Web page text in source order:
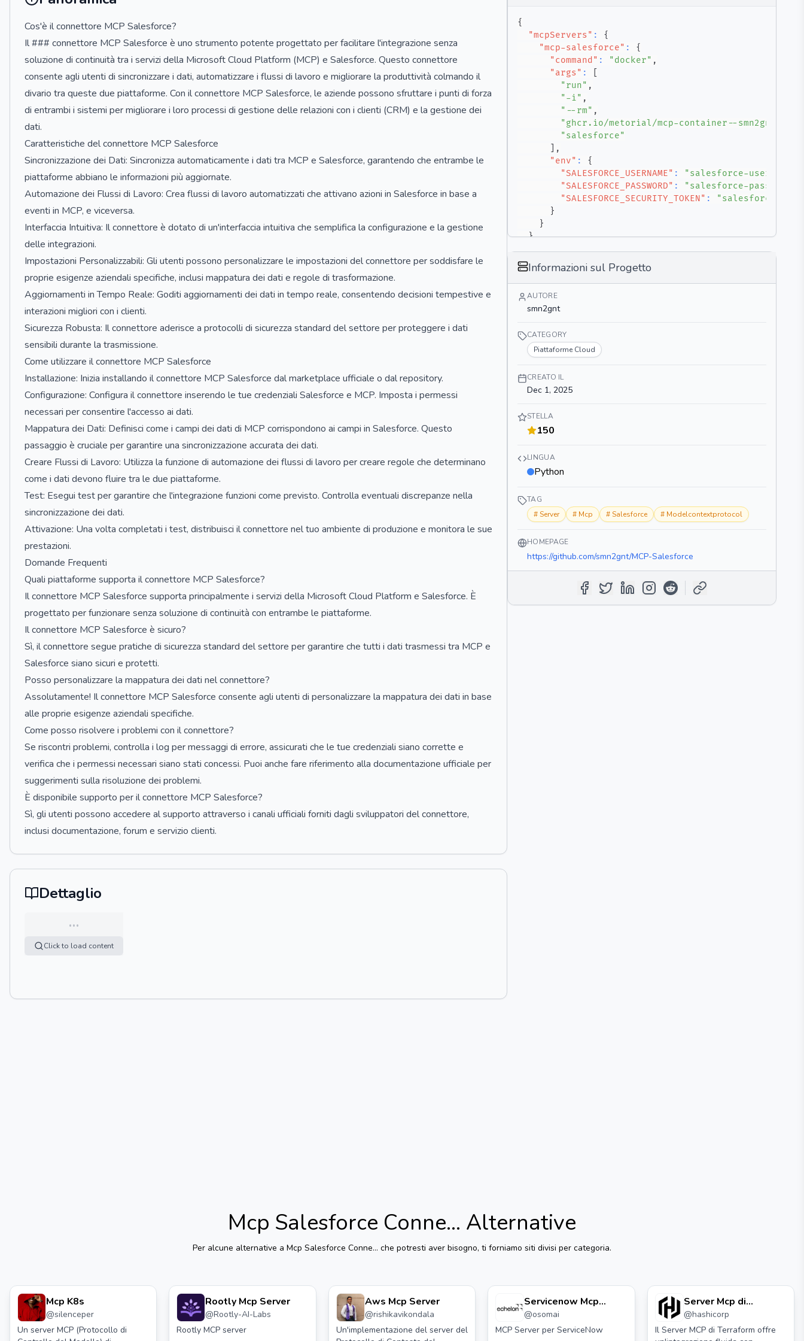
Cos'è il connettore MCP Salesforce?
Il ### connettore MCP Salesforce è uno strumento potente progettato per facilitare l'integrazione senza
soluzione di continuità tra i servizi della Microsoft Cloud Platform (MCP) e Salesforce. Questo connettore
consente agli utenti di sincronizzare i dati, automatizzare i flussi di lavoro e migliorare la produttività colmando il
divario tra queste due piattaforme. Con il connettore MCP Salesforce, le aziende possono sfruttare i punti di forza
di entrambi i sistemi per migliorare i loro processi di gestione delle relazioni con i clienti (CRM) e la gestione dei
dati.
Caratteristiche del connettore MCP Salesforce
Sincronizzazione dei Dati: Sincronizza automaticamente i dati tra MCP e Salesforce, garantendo che entrambe le
piattaforme abbiano le informazioni più aggiornate.
Automazione dei Flussi di Lavoro: Crea flussi di lavoro automatizzati che attivano azioni in Salesforce in base a
eventi in MCP, e viceversa.
Interfaccia Intuitiva: Il connettore è dotato di un'interfaccia intuitiva che semplifica la configurazione e la gestione
delle integrazioni.
Impostazioni Personalizzabili: Gli utenti possono personalizzare le impostazioni del connettore per soddisfare le
proprie esigenze aziendali specifiche, inclusi mappatura dei dati e regole di trasformazione.
Aggiornamenti in Tempo Reale: Goditi aggiornamenti dei dati in tempo reale, consentendo decisioni tempestive e
interazioni migliori con i clienti.
Sicurezza Robusta: Il connettore aderisce a protocolli di sicurezza standard del settore per proteggere i dati
sensibili durante la trasmissione.
Come utilizzare il connettore MCP Salesforce
Installazione: Inizia installando il connettore MCP Salesforce dal marketplace ufficiale o dal repository.
Configurazione: Configura il connettore inserendo le tue credenziali Salesforce e MCP. Imposta i permessi
necessari per consentire l'accesso ai dati.
Mappatura dei Dati: Definisci come i campi dei dati di MCP corrispondono ai campi in Salesforce. Questo
passaggio è cruciale per garantire una sincronizzazione accurata dei dati.
Creare Flussi di Lavoro: Utilizza la funzione di automazione dei flussi di lavoro per creare regole che determinano
come i dati devono fluire tra le due piattaforme.
Test: Esegui test per garantire che l'integrazione funzioni come previsto. Controlla eventuali discrepanze nella
sincronizzazione dei dati.
Attivazione: Una volta completati i test, distribuisci il connettore nel tuo ambiente di produzione e monitora le sue
prestazioni.
Domande Frequenti
Quali piattaforme supporta il connettore MCP Salesforce?
Il connettore MCP Salesforce supporta principalmente i servizi della Microsoft Cloud Platform e Salesforce. È
progettato per funzionare senza soluzione di continuità con entrambe le piattaforme.
Il connettore MCP Salesforce è sicuro?
Sì, il connettore segue pratiche di sicurezza standard del settore per garantire che tutti i dati trasmessi tra MCP e
Salesforce siano sicuri e protetti.
Posso personalizzare la mappatura dei dati nel connettore?
Assolutamente! Il connettore MCP Salesforce consente agli utenti di personalizzare la mappatura dei dati in base
alle proprie esigenze aziendali specifiche.
Come posso risolvere i problemi con il connettore?
Se riscontri problemi, controlla i log per messaggi di errore, assicurati che le tue credenziali siano corrette e
verifica che i permessi necessari siano stati concessi. Puoi anche fare riferimento alla documentazione ufficiale per
suggerimenti sulla risoluzione dei problemi.
È disponibile supporto per il connettore MCP Salesforce?
Sì, gli utenti possono accedere al supporto attraverso i canali ufficiali forniti dagli sviluppatori del connettore,
inclusi documentazione, forum e servizio clienti.
Dettaglio
…
Click to load content
{
"mcpServers" :
{
"mcp-salesforce" :
{
"command" : "docker" ,
"args" :
"run" ,
"-i" ,
"--rm" ,
"ghcr.io/metorial/mcp-container--smn2gnt--
"salesforce"
,
"env" :
{
"SALESFORCE_USERNAME" : "salesforce-username"
"SALESFORCE_PASSWORD" : "salesforce-password"
"SALESFORCE_SECURITY_TOKEN" :
"salesforce-
}
}
}
Informazioni sul Progetto
AUTORE
smn2gnt
CATEGORY
Piattaforme Cloud
CREATO IL
Dec 1, 2025
STELLA
150
LINGUA
Python
TAG
#Server # Mcp #Salesforce # Modelcontextprotocol
HOMEPAGE
https://github.com/smn2gnt/MCP-Salesforce
Mcp Salesforce Conne... Alternative
Per alcune alternative a Mcp Salesforce Conne... che potresti aver bisogno, ti forniamo siti divisi per categoria.
Mcp K8s
@silenceper
Un server MCP (Protocollo di
Rootly Mcp Server
@Rootly-AI-Labs
Rootly MCP server
Aws Mcp Server
@rishikavikondala
Un'implementazione del server del
Servicenow Mcp
Server
@osomai
MCP Server per ServiceNow
Server Mcp di
Terraform
@hashicorp
Il Server MCP di Terraform offre